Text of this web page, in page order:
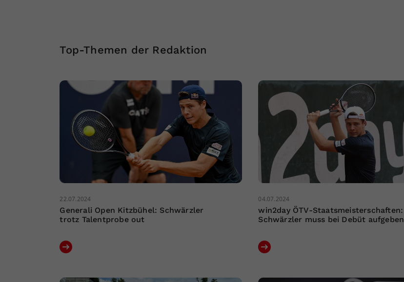
Top-Themen der Redaktion
22.07.2024
Generali Open Kitzbühel: Schwärzler
trotz Talentprobe out
04.07.2024
win2day ÖTV-Staatsmeisterschaften:
Schwärzler muss bei Debüt aufgeben